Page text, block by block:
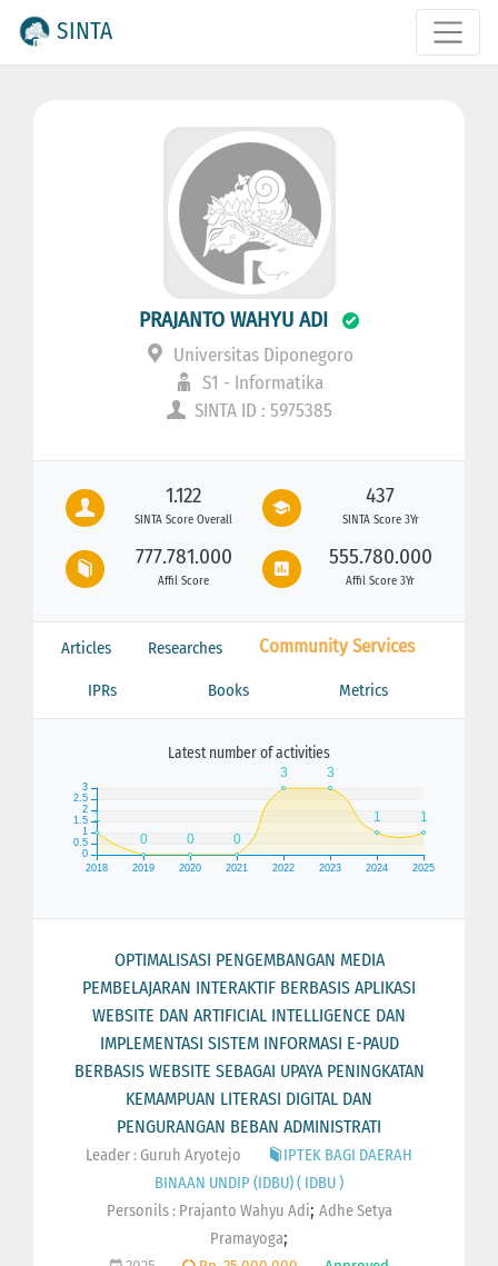
SINTA
PRAJANTO WAHYU ADI
Universitas Diponegoro
S1 - Informatika
SINTA ID : 5975385
1.122
SINTA Score Overall
437
SINTA Score 3Yr
777.781.000
Affil Score
555.780.000
Affil Score 3Yr
Articles Researches Community Services
IPRs Books Metrics
Latest number of activities
OPTIMALISASI PENGEMBANGAN MEDIA
PEMBELAJARAN INTERAKTIF BERBASIS APLIKASI
WEBSITE DAN ARTIFICIAL INTELLIGENCE DAN
IMPLEMENTASI SISTEM INFORMASI E-PAUD
BERBASIS WEBSITE SEBAGAI UPAYA PENINGKATAN
KEMAMPUAN LITERASI DIGITAL DAN
PENGURANGAN BEBAN ADMINISTRATI
Leader : Guruh Aryotejo
IPTEK BAGI DAERAH
BINAAN UNDIP (IDBU) ( IDBU )
Personils : Prajanto Wahyu Adi; Adhe Setya
Pramayoga;